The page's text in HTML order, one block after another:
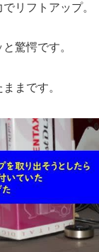
リフトアップ。
驚愕です。
まです。